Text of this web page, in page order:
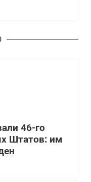
46-го
Штатов: им